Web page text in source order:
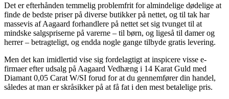
Det er efterhånden temmelig problemfrit for almindelige dødelige at
finde de bedste priser på diverse butikker på nettet, og til tak har
massevis af Aagaard forhandlere på nettet set sig tvunget til at
mindske salgspriserne på varerne – til børn, og ligeså til damer og
herrer – betragteligt, og endda nogle gange tilbyde gratis levering.
Men det kan imidlertid vise sig fordelagtigt at inspicere visse e-
firmaer efter udsalg på Aagaard Vedhæng i 14 Karat Guld med
Diamant 0,05 Carat W/SI forud for at du gennemfører din handel,
således at man er skråsikker på at få fat i den mest betalelige pris.